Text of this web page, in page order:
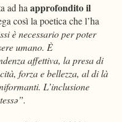
ad haapprofondito il
così la poetica che l’ha
è necessario per poter
umano. È
affettiva, la presa di
forza e bellezza, al di là
L’inclusione